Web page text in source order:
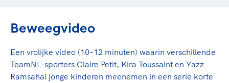
Beweegvideo
Een vrolijke video (10–12 minuten) waarin verschillende
TeamNL-sporters Claire Petit, Kira Toussaint en Yazz
Ramsahai jonge kinderen meenemen in een serie korte